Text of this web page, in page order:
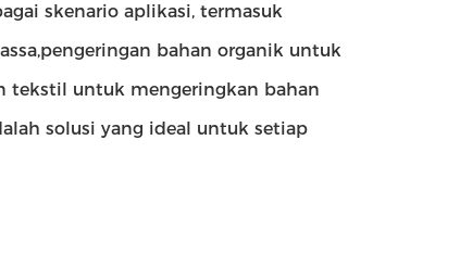
skenario aplikasi, termasuk
bahan organik untuk
tekstil untuk mengeringkan bahan
solusi yang ideal untuk setiap